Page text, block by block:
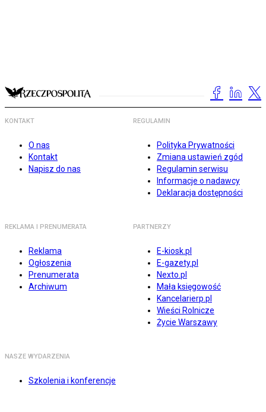
KONTAKT
O nas
Kontakt
Napisz do nas
REGULAMIN
Polityka Prywatności
Zmiana ustawień zgód
Regulamin serwisu
Informacje o nadawcy
Deklaracja dostępności
REKLAMA I PRENUMERATA
Reklama
Ogłoszenia
Prenumerata
Archiwum
PARTNERZY
E-kiosk.pl
E-gazety.pl
Nexto.pl
Mała księgowość
Kancelarierp.pl
Wieści Rolnicze
Życie Warszawy
NASZE WYDARZENIA
Szkolenia i konferencje